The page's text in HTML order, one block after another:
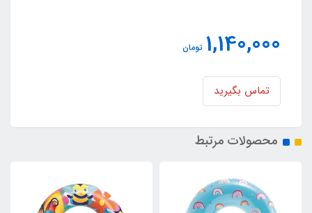
1,140,000 تومان
تماس بگیرید
محصولات مرتبط